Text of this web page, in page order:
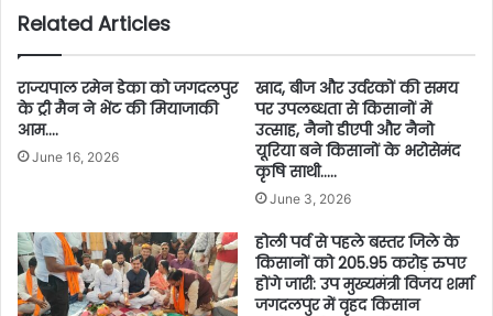
Related Articles
राज्यपाल रमेन डेका को जगदलपुर
के ट्री मैन ने भेंट की मियाजाकी
आम….
June 16, 2026
खाद, बीज और उर्वरकों की समय
पर उपलब्धता से किसानों में
उत्साह, नैनो डीएपी और नैनो
यूरिया बने किसानों के भरोसेमंद
कृषि साथी…..
June 3, 2026
होली पर्व से पहले बस्तर जिले के
किसानों को 205.95 करोड़ रुपए
होंगे जारी: उप मुख्यमंत्री विजय शर्मा
जगदलपुर में वृहद किसान